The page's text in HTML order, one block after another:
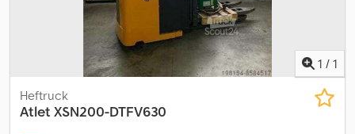
1 / 1
Heftruck
Atlet XSN200-DTFV630